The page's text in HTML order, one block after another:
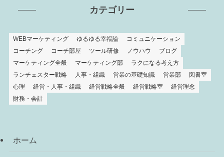
カテゴリー
WEBマーケティング ゆるゆる幸福論
コミュニケーション
コーチング
コーチ部屋 ツール研修 ノウハウ
ブログ
マーケティング全般
マーケティング部
ラクになる考え方
ランチェスター戦略
人事・組織 営業の基礎知識 営業部
図書室
心理
経営・人事・組織 経営戦略全般 経営戦略室
経営理念
財務・会計
ホーム